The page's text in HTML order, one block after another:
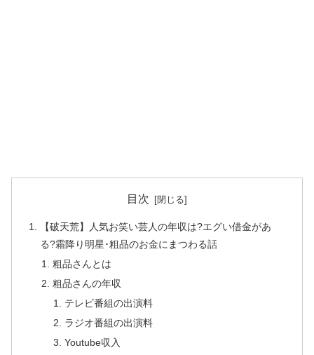
目次
【破天荒】人気お笑い芸人の年収は?エグい借金があ
る?霜降り明星･粗品のお金にまつわる話
粗品さんとは
粗品さんの年収
テレビ番組の出演料
ラジオ番組の出演料
Youtube収入